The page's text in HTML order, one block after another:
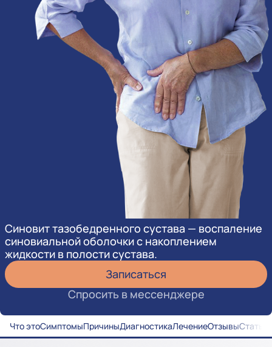
Синовит тазобедренного сустава — воспаление
синовиальной оболочки с накоплением
жидкости в полости сустава.
Записаться
Спросить в мессенджере
Что этоСимптомыПричиныДиагностикаЛечениеОтзывыСтатьи